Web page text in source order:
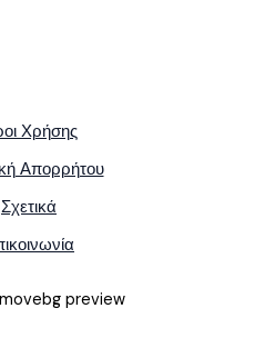
Χρήσης
Απορρήτου
Σχετικά